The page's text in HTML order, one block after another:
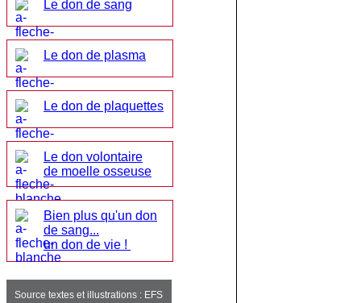
Le don de sang
Le don de plasma
Le don de plaquettes
Le don volontaire
de moelle osseuse
Bien plus qu'un don
de sang...
un don de vie !
Source textes et illustrations : EFS